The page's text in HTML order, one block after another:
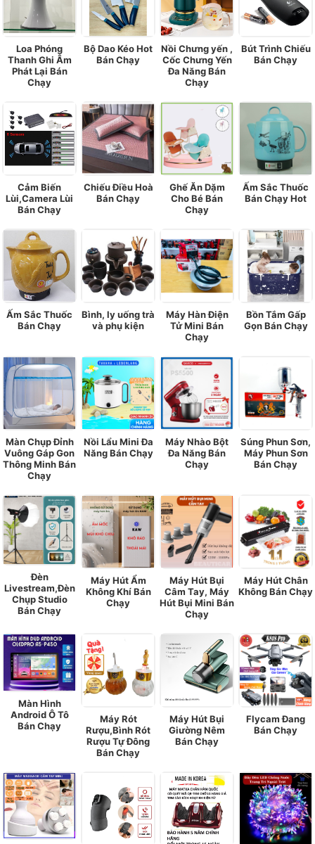
Loa Phóng
Thanh Ghi Âm
Phát Lại Bán
Chạy
Bộ Dao Kéo Hot
Bán Chạy
Nồi Chưng yến ,
Cốc Chưng Yến
Đa Năng Bán
Chạy
Bút Trình Chiếu
Bán Chạy
Cảm Biến
Lùi,Camera Lùi
Bán Chạy
Chiếu Điều Hoà
Bán Chạy
Ghế Ăn Dặm
Cho Bé Bán
Chạy
Ấm Sắc Thuốc
Bán Chạy Hot
Ấm Sắc Thuốc
Bán Chạy
Bình, ly uống trà
và phụ kiện
Máy Hàn Điện
Tử Mini Bán
Chạy
Bồn Tắm Gấp
Gọn Bán Chạy
Màn Chụp Đỉnh
Vuông Gáp Gon
Thông Minh Bán
Chạy
Nồi Lẩu Mini Đa
Năng Bán Chạy
Máy Nhào Bột
Đa Năng Bán
Chạy
Súng Phun Sơn,
Máy Phun Sơn
Bán Chạy
Đèn
Livestream,Đèn
Chụp Studio
Bán Chạy
Máy Hút Ẩm
Không Khí Bán
Chạy
Máy Hút Bụi
Câm Tay, Máy
Hút Bụi Mini Bán
Chạy
Máy Hút Chân
Không Bán Chạy
Màn Hình
Android Ô Tô
Bán Chạy
Máy Rót
Rượu,Bình Rót
Rượu Tự Đông
Bán Chạy
Máy Hút Bụi
Giường Nêm
Bán Chạy
Flycam Đang
Bán Chạy